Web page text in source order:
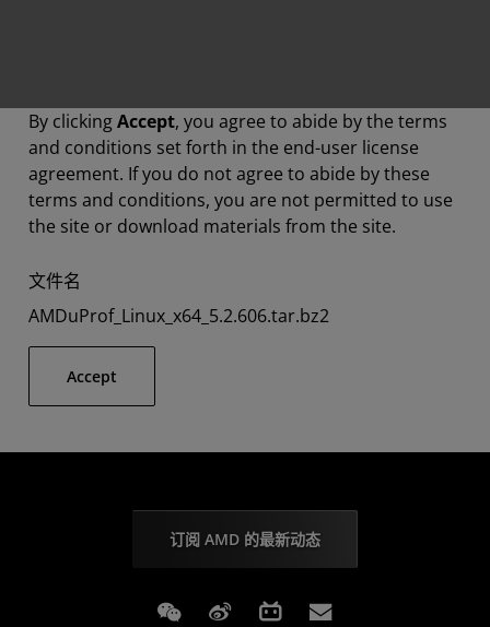
By clickingAccept, you agree to abide by the terms
and conditions set forth in the end-user license
agreement. If you do not agree to abide by these
terms and conditions, you are not permitted to use
the site or download materials from the site.
文件名
AMDuProf_Linux_x64_5.2.606.tar.bz2
Accept
订阅 AMD 的最新动态
Weixin Weibo Bilibili